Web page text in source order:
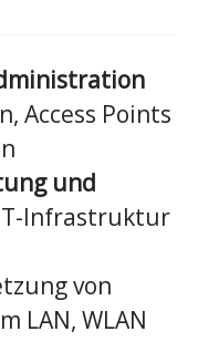
Access Points
und
Infrastruktur
von
LAN, WLAN